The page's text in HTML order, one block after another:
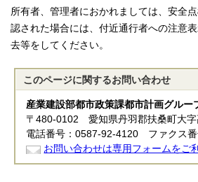
所有者、管理者におかれましては、安全
認された場合には、付近通行者への注意
去等をしてください。
このページに関するお問い合わせ
産業建設部都市政策課都市計画グルー
〒480-0102 愛知県丹羽郡扶桑町大字
電話番号：0587-92-4120 ファクス
お問い合わせは専用フォームをご